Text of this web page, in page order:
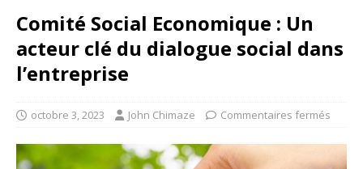
Comité Social Economique : Un
acteur clé du dialogue social dans
l’entreprise
octobre 3, 2023 John Chimaze Commentaires fermés